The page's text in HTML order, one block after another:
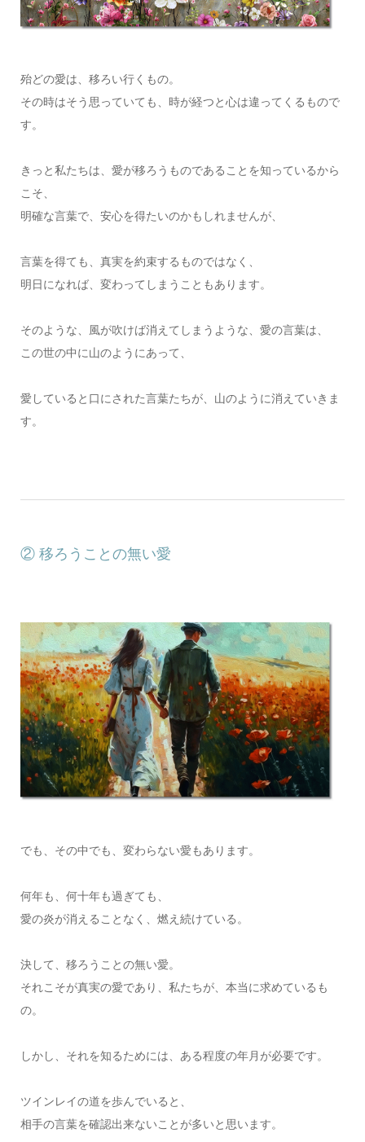
殆どの愛は、移ろい行くもの。
その時はそう思っていても、時が経つと心は違ってくるもので
す。
きっと私たちは、愛が移ろうものであることを知っているから
こそ、
明確な言葉で、安心を得たいのかもしれませんが、
言葉を得ても、真実を約束するものではなく、
明日になれば、変わってしまうこともあります。
そのような、風が吹けば消えてしまうような、愛の言葉は、
この世の中に山のようにあって、
愛していると口にされた言葉たちが、山のように消えていきま
す。
② 移ろうことの無い愛
でも、その中でも、変わらない愛もあります。
何年も、何十年も過ぎても、
愛の炎が消えることなく、燃え続けている。
決して、移ろうことの無い愛。
それこそが真実の愛であり、私たちが、本当に求めているも
の。
しかし、それを知るためには、ある程度の年月が必要です。
ツインレイの道を歩んでいると、
相手の言葉を確認出来ないことが多いと思います。